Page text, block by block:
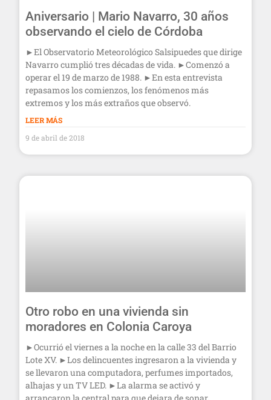
Aniversario | Mario Navarro, 30 años
observando el cielo de Córdoba
►El Observatorio Meteorológico Salsipuedes que dirige
Navarro cumplió tres décadas de vida. ►Comenzó a
operar el 19 de marzo de 1988. ►En esta entrevista
repasamos los comienzos, los fenómenos más
extremos y los más extraños que observó.
LEER MÁS
9 de abril de 2018
Otro robo en una vivienda sin
moradores en Colonia Caroya
►Ocurrió el viernes a la noche en la calle 33 del Barrio
Lote XV. ►Los delincuentes ingresaron a la vivienda y
se llevaron una computadora, perfumes importados,
alhajas y un TV LED. ►La alarma se activó y
arrancaron la central para que dejara de sonar.